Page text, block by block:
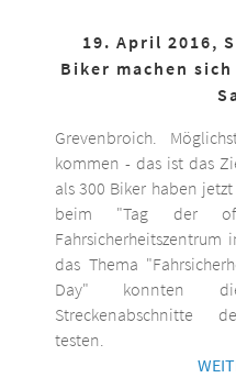
19. April 2016,
Biker machen
Grevenbroich.
kommen - das ist das
als 300 Biker haben
beim "Tag der
das Thema
Day" konnten
Streckenabschnitte
testen.